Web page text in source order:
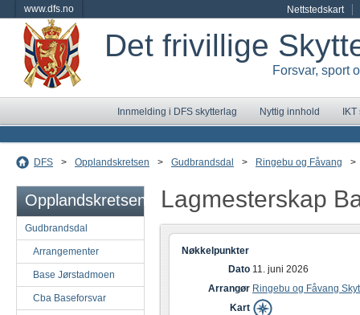
www.dfs.no Nettstedskart
Det frivillige
Forsvar, sport
Innmelding i DFS skytterlag Nyttig innhold
DFS > Opplandskretsen > Gudbrandsdal > Ringebu og Fåvang >
Opplandskretsen
Gudbrandsdal
Arrangementer
Base Jørstadmoen
Cba Baseforsvar
Lagmesterskap
Nøkkelpunkter
Dato 11. juni 2026
Arrangør Ringebu og Fåvang
Kart